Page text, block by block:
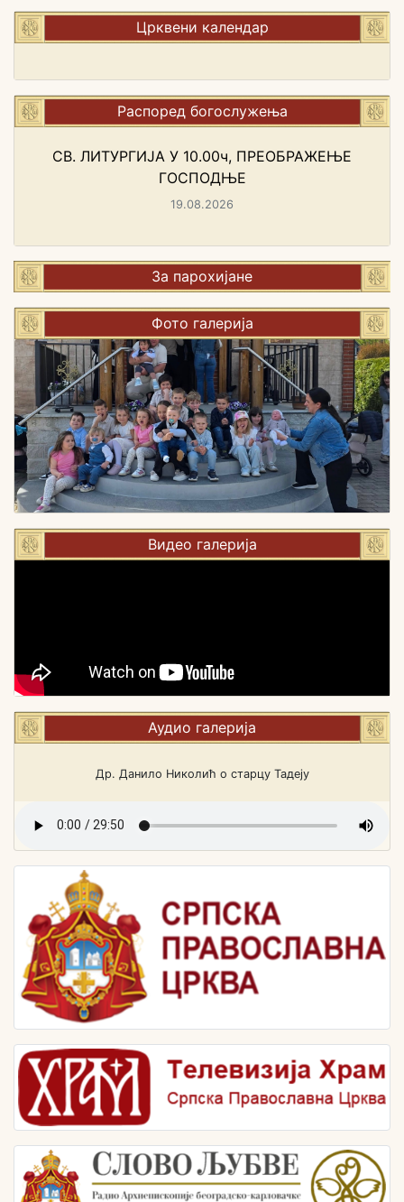
Црквени календар
Распоред богослужења
СВ. ЛИТУРГИЈА У 10.00ч, ПРЕОБРАЖЕЊЕ
ГОСПОДЊЕ
19.08.2026
За парохијане
Фото галерија
Видео галерија
Аудио галерија
Др. Данило Николић о старцу Тадеју